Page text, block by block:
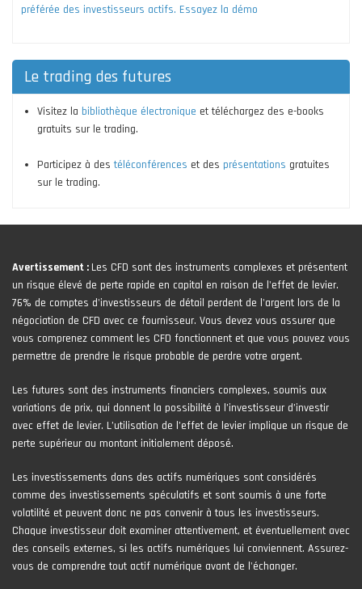
préférée des investisseurs actifs. Essayez la démo
Le trading des futures
Visitez la bibliothèque électronique et téléchargez des e-books
gratuits sur le trading.
Participez à destéléconférences et des présentations gratuites
sur le trading.
Avertissement : Les CFD sont des instruments complexes et présentent
un risque élevé de perte rapide en capital en raison de l'effet de levier.
76% de comptes d'investisseurs de détail perdent de l'argent lors de la
négociation de CFD avec ce fournisseur. Vous devez vous assurer que
vous comprenez comment les CFD fonctionnent et que vous pouvez vous
permettre de prendre le risque probable de perdre votre argent.
Les futures sont des instruments financiers complexes, soumis aux
variations de prix, qui donnent la possibilité à l’investisseur d’investir
avec effet de levier. L’utilisation de l’effet de levier implique un risque de
perte supérieur au montant initialement déposé.
Les investissements dans des actifs numériques sont considérés
comme des investissements spéculatifs et sont soumis à une forte
volatilité et peuvent donc ne pas convenir à tous les investisseurs.
Chaque investisseur doit examiner attentivement, et éventuellement avec
des conseils externes, si les actifs numériques lui conviennent. Assurez-
vous de comprendre tout actif numérique avant de l'échanger.